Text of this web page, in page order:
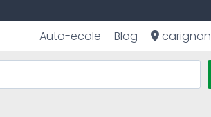
Auto-ecole Blog carignan